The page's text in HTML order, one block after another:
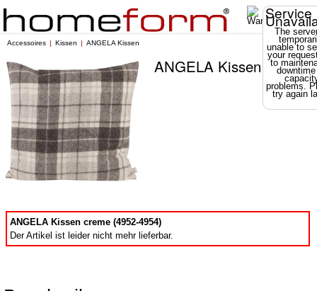
Service
The
unable to
your
to
problems.
try again
Accessoires Kissen ANGELA Kissen
ANGELA Kissen
ANGELA Kissen creme (4952-4954)
Der Artikel ist leider nicht mehr lieferbar.